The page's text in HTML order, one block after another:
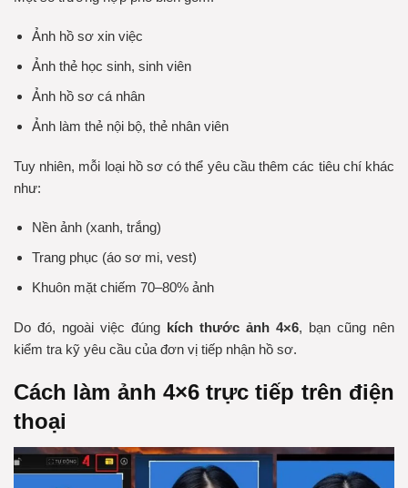
Ảnh hồ sơ xin việc
Ảnh thẻ học sinh, sinh viên
Ảnh hồ sơ cá nhân
Ảnh làm thẻ nội bộ, thẻ nhân viên
Tuy nhiên, mỗi loại hồ sơ có thể yêu cầu thêm các tiêu chí khác
như:
Nền ảnh (xanh, trắng)
Trang phục (áo sơ mi, vest)
Khuôn mặt chiếm 70–80% ảnh
Do đó, ngoài việc đúng kích thước ảnh 4×6, bạn cũng nên
kiểm tra kỹ yêu cầu của đơn vị tiếp nhận hồ sơ.
Cách làm ảnh 4×6 trực tiếp trên điện
thoại